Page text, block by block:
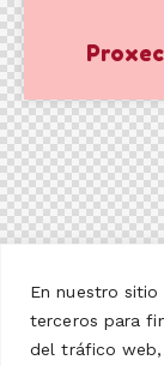
En nuestro
terceros para
del tráfico web,